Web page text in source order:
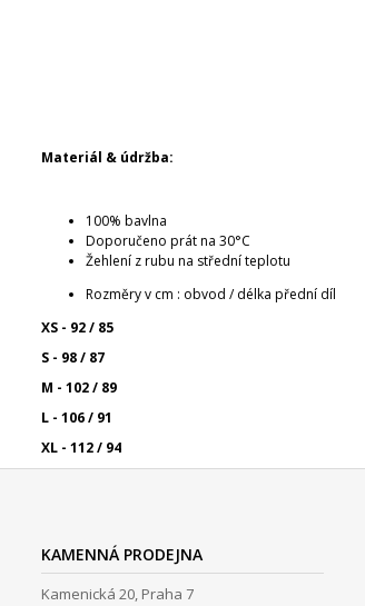
Materiál & údržba:
100% bavlna
Doporučeno prát na 30°C
Žehlení z rubu na střední teplotu
Rozměry v cm : obvod /délka přední díl
XS- 92/ 85
S- 98 / 87
M - 102/ 89
L - 106 / 91
XL- 112/ 94
KAMENNÁ PRODEJNA
Kamenická 20, Praha 7